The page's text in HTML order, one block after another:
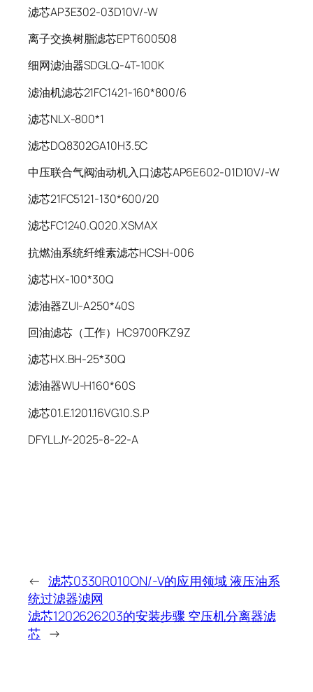
滤芯AP3E302-03D10V/-W
离子交换树脂滤芯EPT600508
细网滤油器SDGLQ-4T-100K
滤油机滤芯21FC1421-160*800/6
滤芯NLX-800*1
滤芯DQ8302GA10H3.5C
中压联合气阀油动机入口滤芯AP6E602-01D10V/-W
滤芯21FC5121-130*600/20
滤芯FC1240.Q020.XSMAX
抗燃油系统纤维素滤芯HCSH-006
滤芯HX-100*30Q
滤油器ZUI-A250*40S
回油滤芯（工作）HC9700FKZ9Z
滤芯HX.BH-25*30Q
滤油器WU-H160*60S
滤芯01.E.1201.16VG.10.S.P
DFYLLJY-2025-8-22-A
← 滤芯0330R010ON/-V的应用领域 液压油系
统过滤器滤网
滤芯1202626203的安装步骤 空压机分离器滤
芯 →